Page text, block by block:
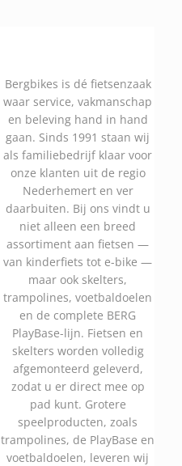
Bergbikes is dé fietsenzaak
waar service, vakmanschap
en beleving hand in hand
gaan. Sinds 1991 staan wij
als familiebedrijf klaar voor
onze klanten uit de regio
Nederhemert en ver
daarbuiten. Bij ons vindt u
niet alleen een breed
assortiment aan fietsen —
van kinderfiets tot e-bike —
maar ook skelters,
trampolines, voetbaldoelen
en de complete BERG
PlayBase-lijn. Fietsen en
skelters worden volledig
afgemonteerd geleverd,
zodat u er direct mee op
pad kunt. Grotere
speelproducten, zoals
trampolines, de PlayBase en
voetbaldoelen, leveren wij